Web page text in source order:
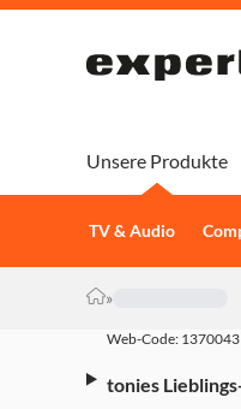
Unsere Produkte
TV & Audio
»
Web-Code:
tonies